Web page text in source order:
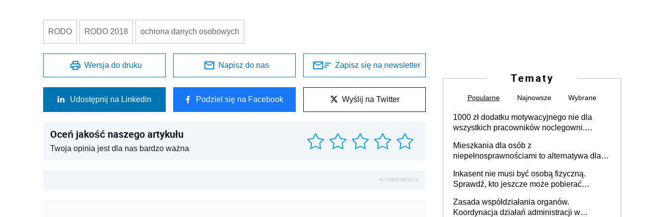
RODO RODO 2018 ochrona danych osobowych
Wersja do druku Napisz do nas Zapisz się na newsletter
Udostępnij na Linkedin Podziel się na Facebook Wyślij na Twitter
Oceń jakość naszego artykułu
Twoja opinia jest dla nas bardzo ważna
AUTOPROMOCJA
Tematy
Popularne Najnowsze Wybrane
1000 zł dodatku motywacyjnego nie dla
wszystkich pracowników noclegowni.
Mieszkania dla osób z
niepełnosprawnościami to alternatywa dla
samodzielnie lub z rodziną
Inkasent nie musi być osobą fizyczną.
Sprawdź, kto jeszcze może pobierać
Zasada współdziałania organów.
Koordynacja działań administracji w